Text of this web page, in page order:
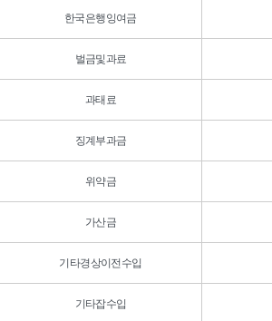
한국은행잉여금
벌금및과료
과태료
징계부과금
위약금
가산금
기타경상이전수입
기타잡수입